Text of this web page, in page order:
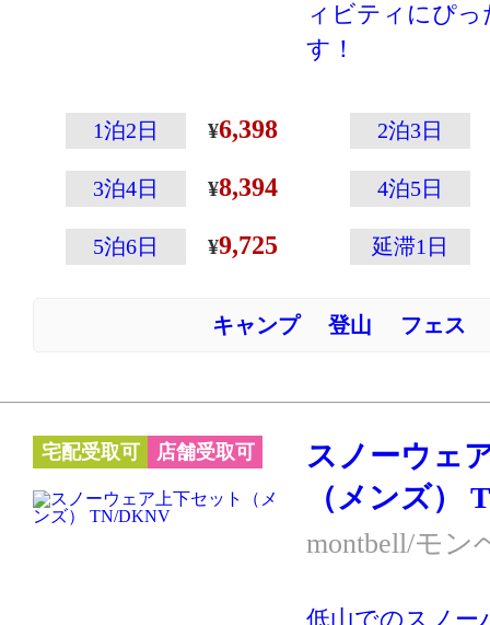
ィビティにぴ
す！
こその温かさ
えた高性能ウェ
ウェアの左袖
ップの収納に
付いていたり
精悍なブラッ
ーハイキングな
す。あまり動か
の防寒には別
ケットやダウ
1泊2日 6,398 2泊3日
3泊4日 8,394 4泊5日
5泊6日 9,725 延滞1日
キャンプ 登山 フェス
宅配受取可 店舗受取可
スノーウェ
（メンズ）
montbell/モン
低山でのスノー